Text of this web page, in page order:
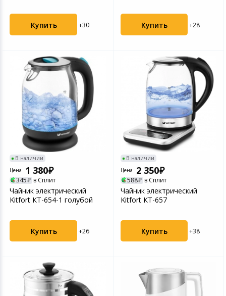
Купить +30 Купить +28
В наличии
Цена
1 380
345 в Сплит
Чайник электрический
Kitfort КТ-654-1 голубой
Купить +26
В наличии
Цена
2 350
588 в Сплит
Чайник электрический
Kitfort КТ-657
Купить +38